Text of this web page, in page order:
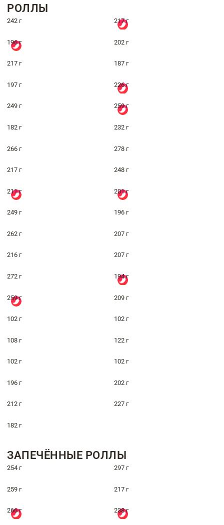
РОЛЛЫ
242 г 217 г
196 г 202 г
217 г 187 г
197 г 226 г
249 г 259 г
182 г 232 г
266 г 278 г
217 г 248 г
211 г 201 г
249 г 196 г
262 г 207 г
216 г 207 г
272 г 194 г
259 г 209 г
102 г 102 г
108 г 122 г
102 г 102 г
196 г 202 г
212 г 227 г
182 г
ЗАПЕЧЁННЫЕ РОЛЛЫ
254 г 297 г
259 г 217 г
266 г 238 г